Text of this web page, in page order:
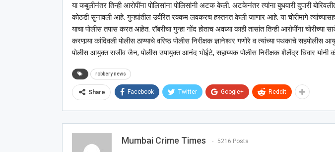
या कबुलीनंतर तिन्ही आरोपींना पोलिसांना पोलिसांनी अटक केली. अटकेनंतर त्यांना बुधवारी दुपारी
कोठडी सुनावली आहे. गुन्ह्यांतील उर्वरित रक्कम लवकरच हस्तगत केली जाणार आहे. या चोरीमागे
याचा पोलीस तपास करत आहेत. रॉबरीचा गुन्हा नोंद होताच अवघ्या काही तासांत तिन्ही आरोपींना
करणार्‍या कांदिवली पोलीस ठाण्याचे वरिष्ठ पोलीस निरीक्षक ज्ञानेश्‍वर गणोरे व त्यांच्या पथकाचे सहपोलीस
पोलीस आयुक्त राजीव जैन, पोलीस उपायुक्त आनंद भोईटे, सहाय्यक पोलीस निरीक्षक शैलेंद्र धिवार
robbery news
Share Facebook Twitter Google+ ReddIt
Mumbai Crime Times 5216 Posts